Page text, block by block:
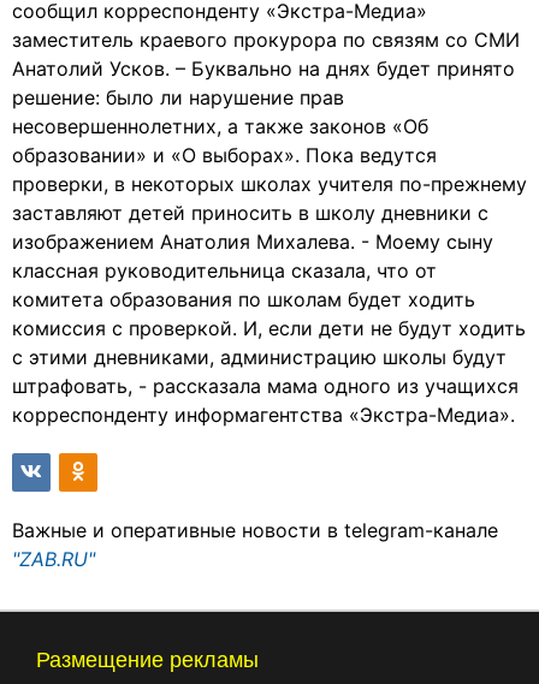
сообщил корреспонденту «Экстра-Медиа»
заместитель краевого прокурора по связям со СМИ
Анатолий Усков. – Буквально на днях будет принято
решение: было ли нарушение прав
несовершеннолетних, а также законов «Об
образовании» и «О выборах». Пока ведутся
проверки, в некоторых школах учителя по-прежнему
заставляют детей приносить в школу дневники с
изображением Анатолия Михалева. - Моему сыну
классная руководительница сказала, что от
комитета образования по школам будет ходить
комиссия с проверкой. И, если дети не будут ходить
с этими дневниками, администрацию школы будут
штрафовать, - рассказала мама одного из учащихся
корреспонденту информагентства «Экстра-Медиа».
Важные и оперативные новости в telegram-канале
"ZAB.RU"
Размещение рекламы